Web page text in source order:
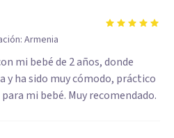
Armenia
mi bebé de 2 años, donde
y ha sido muy cómodo, práctico
mi bebé. Muy recomendado.